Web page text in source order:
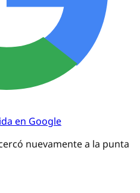
en Google
nuevamente a la punta